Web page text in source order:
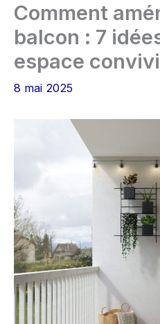
Comment
balcon : 7
espace
8 mai 2025